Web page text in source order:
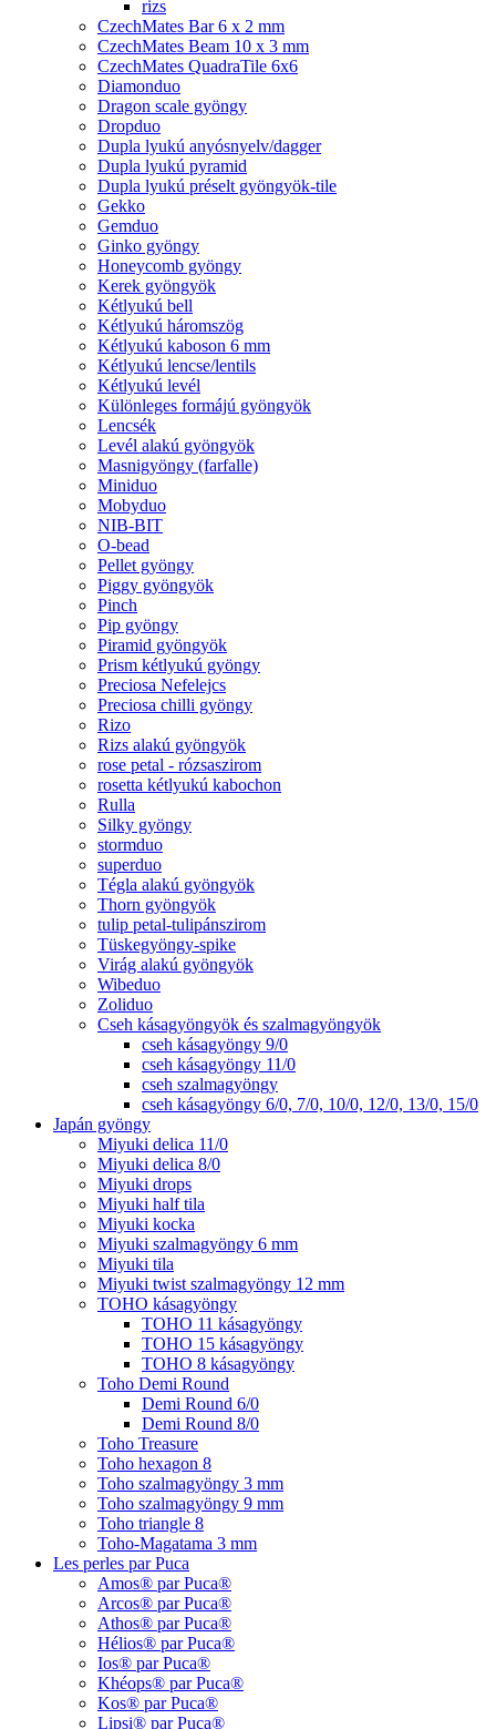
rizs
CzechMates Bar 6 x 2 mm
CzechMates Beam 10 x 3 mm
CzechMates QuadraTile 6x6
Diamonduo
Dragon scale gyöngy
Dropduo
Dupla lyukú anyósnyelv/dagger
Dupla lyukú pyramid
Dupla lyukú préselt gyöngyök-tile
Gekko
Gemduo
Ginko gyöngy
Honeycomb gyöngy
Kerek gyöngyök
Kétlyukú bell
Kétlyukú háromszög
Kétlyukú kaboson 6 mm
Kétlyukú lencse/lentils
Kétlyukú levél
Különleges formájú gyöngyök
Lencsék
Levél alakú gyöngyök
Masnigyöngy (farfalle)
Miniduo
Mobyduo
NIB-BIT
O-bead
Pellet gyöngy
Piggy gyöngyök
Pinch
Pip gyöngy
Piramid gyöngyök
Prism kétlyukú gyöngy
Preciosa Nefelejcs
Preciosa chilli gyöngy
Rizo
Rizs alakú gyöngyök
rose petal - rózsaszirom
rosetta kétlyukú kabochon
Rulla
Silky gyöngy
stormduo
superduo
Tégla alakú gyöngyök
Thorn gyöngyök
tulip petal-tulipánszirom
Tüskegyöngy-spike
Virág alakú gyöngyök
Wibeduo
Zoliduo
Cseh kásagyöngyök és szalmagyöngyök
cseh kásagyöngy 9/0
cseh kásagyöngy 11/0
cseh szalmagyöngy
cseh kásagyöngy 6/0, 7/0, 10/0, 12/0, 13/0, 15/0
Japán gyöngy
Miyuki delica 11/0
Miyuki delica 8/0
Miyuki drops
Miyuki half tila
Miyuki kocka
Miyuki szalmagyöngy 6 mm
Miyuki tila
Miyuki twist szalmagyöngy 12 mm
TOHO kásagyöngy
TOHO 11 kásagyöngy
TOHO 15 kásagyöngy
TOHO 8 kásagyöngy
Toho Demi Round
Demi Round 6/0
Demi Round 8/0
Toho Treasure
Toho hexagon 8
Toho szalmagyöngy 3 mm
Toho szalmagyöngy 9 mm
Toho triangle 8
Toho-Magatama 3 mm
Les perles par Puca
Amos® par Puca®
Arcos® par Puca®
Athos® par Puca®
Hélios® par Puca®
Ios® par Puca®
Khéops® par Puca®
Kos® par Puca®
Lipsi® par Puca®